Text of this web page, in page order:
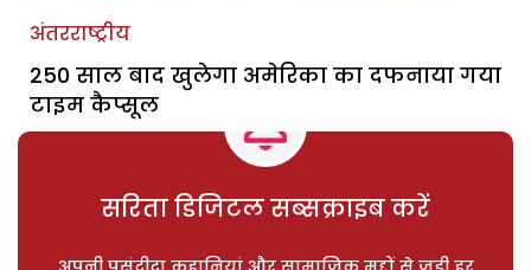
अंतरराष्ट्रीय
250 साल बाद खुलेगा अमेरिका का दफनाया गया
टाइम कैप्सूल
सरिता डिजिटल सब्सक्राइब करें